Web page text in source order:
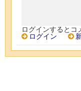
ログインするとコ
ログイン